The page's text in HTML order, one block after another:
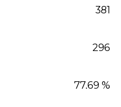
381
296
77.69 %